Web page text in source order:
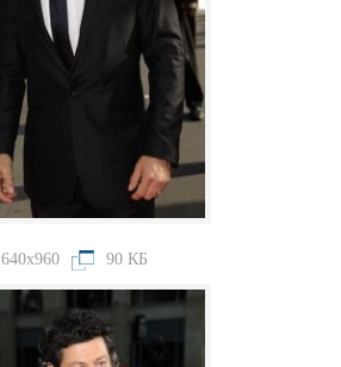
640x960 90 КБ